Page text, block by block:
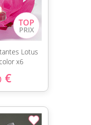
Lotus
x6
€